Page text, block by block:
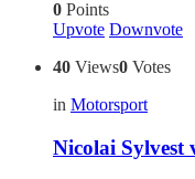
0 Points
Upvote Downvote
40 Views0 Votes
in Motorsport
Nicolai Sylvest